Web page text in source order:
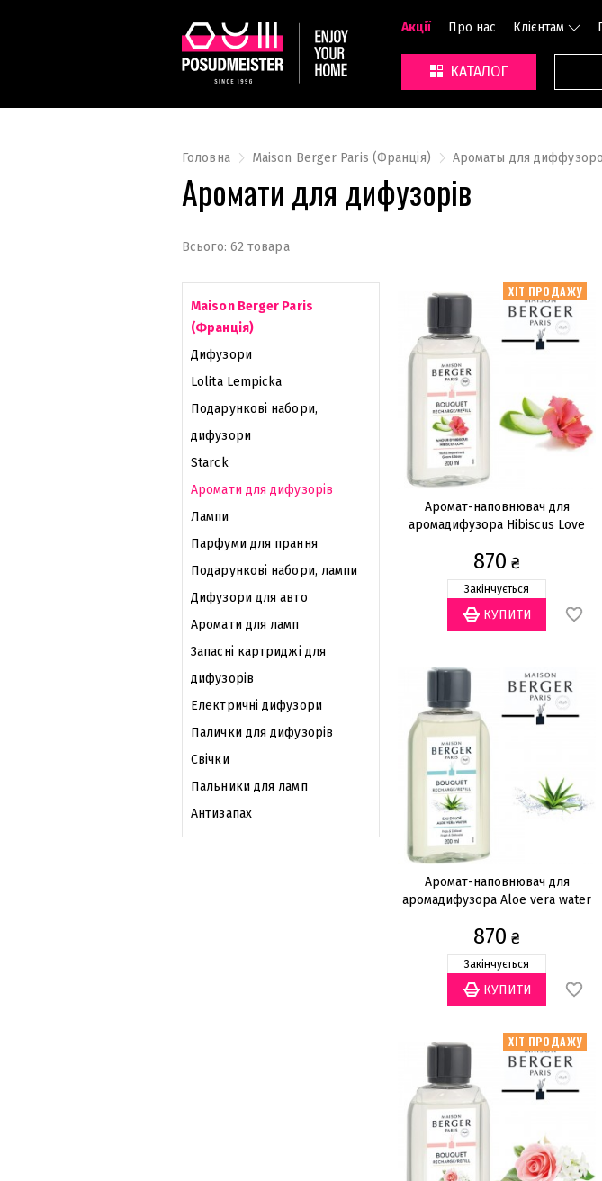
Акції Про нас Клієнтам
КАТАЛОГ
Головна Maison Berger Paris (Франція) Ароматы для
Аромати для дифузорів
Всього: 62 товара
Maison Berger Paris
(Франція)
Дифузори
Lolita Lempicka
Подарункові набори,
дифузори
Starck
Аромати для дифузорів
Лампи
Парфуми для прання
Подарункові набори, лампи
Дифузори для авто
Аромати для ламп
Запасні картриджі для
дифузорів
Електричні дифузори
Палички для дифузорів
Свічки
Пальники для ламп
Антизапах
ХІТ ПРОДАЖУ
Аромат-наповнювач для
аромадифузора Hibiscus Love
870 ₴
Закінчується
Аромат-наповнювач для
аромадифузора Aloe vera water
870 ₴
Закінчується
ХІТ ПРОДАЖУ